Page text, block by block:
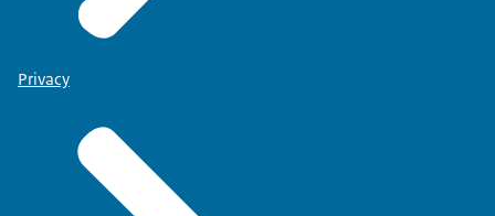
Privacy